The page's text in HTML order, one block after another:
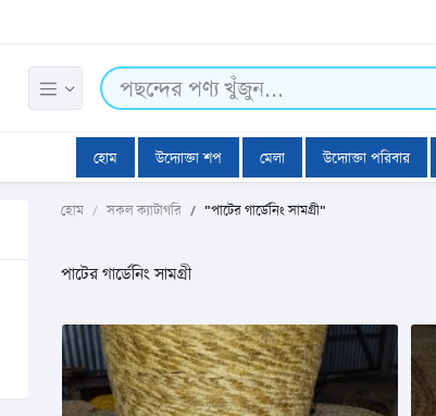
হোম উদ্যোক্তা শপ মেলা উদ্যোক্তা পরিবার
হোম সকল ক্যাটাগরি "পাটের গার্ডেনিং সামগ্রী"
পাটের গার্ডেনিং সামগ্রী